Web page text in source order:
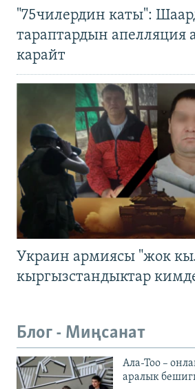
"75чилердин каты":
тараптардын апелляция
карайт
Украин армиясы "жок
кыргызстандыктар
Блог - Миңсанат
Ала-Тоо –
аралык